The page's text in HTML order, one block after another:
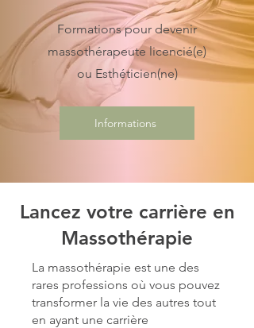
Formations pour devenir
massothérapeute licencié(e)
ou Esthéticien(ne)
Informations
Lancez votre carrière en
Massothérapie
La massothérapie est une des
rares professions où vous pouvez
transformer la vie des autres tout
en ayant une carrière